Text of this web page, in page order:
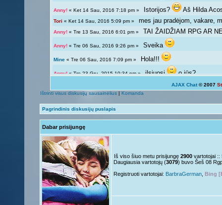
Anny! « Ket 14 Sau, 2016 7:18 pm » Istorijos? Aš Hilda
Tori « Ket 14 Sau, 2016 5:09 pm »mes jau pradėjom, vakare,
Anny! « Tre 13 Sau, 2016 6:01 pm » TAI ŽAIDŽIAM RPG AR
Anny! « Tre 06 Sau, 2016 9:26 pm »Sveika
Mine « Tre 06 Sau, 2016 7:09 pm » Hola!!!
Anny! « Tre 23 Gru, 2015 10:34 pm »ilsiuosi o jūs?
Ką veikiat?
Anny!« Sek 13 Rgs, 2015 9:54 pm »galima ir atsipalaiduoti
Giedryte.« Sek 13 Rgs, 2015 7:40 pm »
Anny!« Pir 07 Rgs, 2015 9:14 pm »
Giedryte.« Pir 07 Rgs, 2015 7:36 pm » Nelabai..
Anny!« Pen 04 Rgs, 2015 9:51 pm » o tu? Juk irgi
Giedryte.« Pen 04 Rgs, 2015 5:29 pm »
Nesquik« Ant 01 Rgs, 2015 6:12 pm »ačiū ačiū
ir jus
AJAX Chat © 2007
Ištrinti visus diskusijų sausainėlius | Komanda
Pagrindinis diskusijų puslapis
Dabar prisijungę
Iš viso šiuo metu prisijungę 2900 vartotojai ::
Daugiausia vartotojų (3079) buvo Šeš 08
Registruoti vartotojai: BarbraGerman Bing